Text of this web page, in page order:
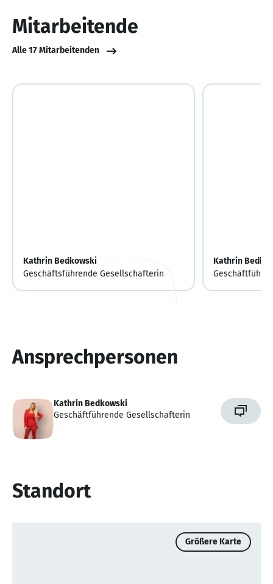
Mitarbeitende
Alle 17 Mitarbeitenden
Kathrin Bedkowski
Geschäftsführende Gesellschafterin
Kathrin
Ansprechpersonen
Kathrin Bedkowski
Geschäftführende Gesellschafterin
Standort
Größere Karte